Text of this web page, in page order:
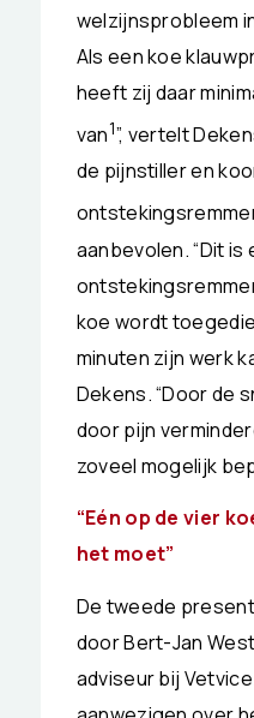
welzijnsprobleem
Als een koe
heeft zij daar
van1”, vertelt
de pijnstiller en
aanbevolen. “Dit
koe wordt
minuten zijn werk
Dekens. “Door de
door pijn
zoveel mogelijk
“Eén op de vier
het moet”
De tweede
door Bert-Jan
adviseur bij